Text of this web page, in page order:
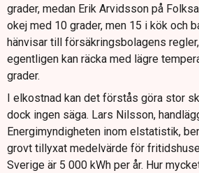
grader, medan Erik Arvidsson på
okej med 10 grader, men 15 i kök och
hänvisar till försäkringsbolagens
egentligen kan räcka med lägre
grader.
I elkostnad kan det förstås göra stor
dock ingen säga. Lars Nilsson,
Energimyndigheten inom elstatistik,
grovt tillyxat medelvärde för
Sverige är 5 000 kWh per år. Hur